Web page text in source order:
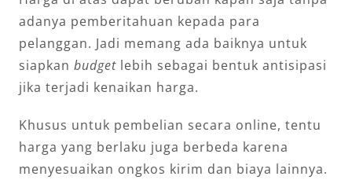
adanya pemberitahuan kepada para
pelanggan. Jadi memang ada baiknya untuk
siapkan budgetlebih sebagai bentuk antisipasi
jika terjadi kenaikan harga.
Khusus untuk pembelian secara online, tentu
harga yang berlaku juga berbeda karena
menyesuaikan ongkos kirim dan biaya lainnya.